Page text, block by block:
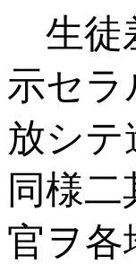
生徒
示セラ
放シテ
同様
官ヲ各